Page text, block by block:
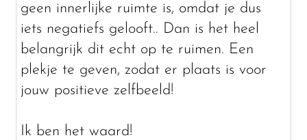
geen innerlijke ruimte is, omdat je dus
iets negatiefs gelooft.. Dan is het heel
belangrijk dit echt op te ruimen. Een
plekje te geven, zodat er plaats is voor
jouw positieve zelfbeeld!
Ik ben het waard!